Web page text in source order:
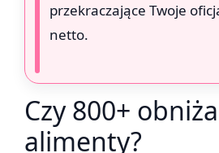
przekraczające Twoje
netto.
Czy 800+ obniża
alimenty?